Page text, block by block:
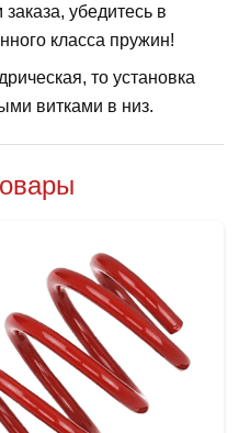
убедитесь в
класса пружин!
то установка
витками в низ.